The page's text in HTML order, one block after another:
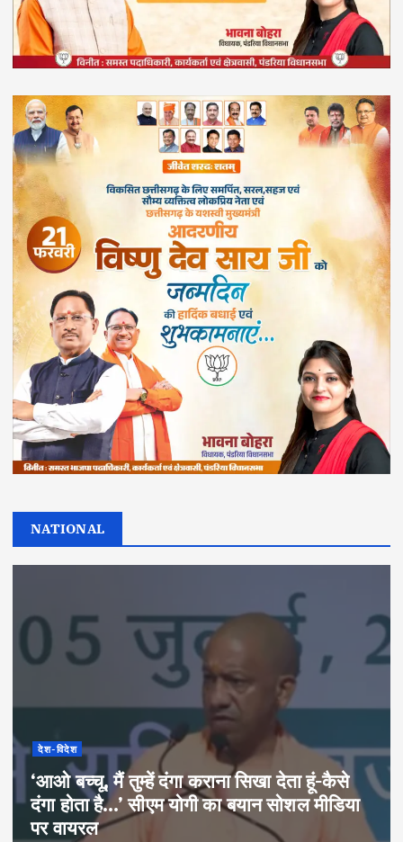
NATIONAL
देश-विदेश
‘आओ बच्चू, मैं तुम्हें दंगा कराना सिखा देता हूं-कैसे
दंगा होता है…’ सीएम योगी का बयान सोशल मीडिया
पर वायरल